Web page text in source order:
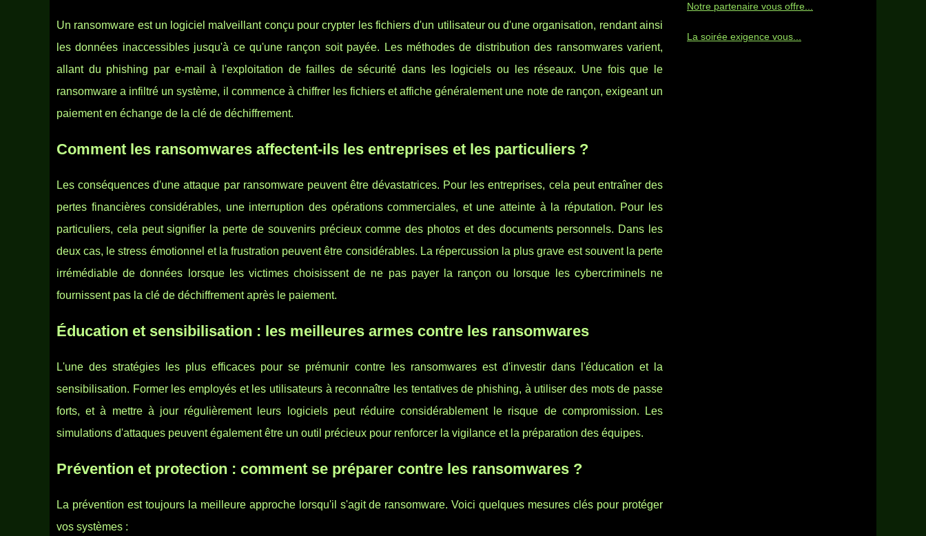
Un ransomware est un logiciel malveillant conçu pour crypter les fichiers d'un utilisateur ou d'une organisation, rendant ainsi
les données inaccessibles jusqu'à ce qu'une rançon soit payée. Les méthodes de distribution des ransomwares varient,
allant du phishing par e-mail à l'exploitation de failles de sécurité dans les logiciels ou les réseaux. Une fois que le
ransomware a infiltré un système, il commence à chiffrer les fichiers et affiche généralement une note de rançon, exigeant un
paiement en échange de la clé de déchiffrement.
Comment les ransomwares affectent-ils les entreprises et les particuliers ?
Les conséquences d'une attaque par ransomware peuvent être dévastatrices. Pour les entreprises, cela peut entraîner des
pertes financières considérables, une interruption des opérations commerciales, et une atteinte à la réputation. Pour les
particuliers, cela peut signifier la perte de souvenirs précieux comme des photos et des documents personnels. Dans les
deux cas, le stress émotionnel et la frustration peuvent être considérables. La répercussion la plus grave est souvent la perte
irrémédiable de données lorsque les victimes choisissent de ne pas payer la rançon ou lorsque les cybercriminels ne
fournissent pas la clé de déchiffrement après le paiement.
Éducation et sensibilisation : les meilleures armes contre les ransomwares
L'une des stratégies les plus efficaces pour se prémunir contre les ransomwares est d'investir dans l'éducation et la
sensibilisation. Former les employés et les utilisateurs à reconnaître les tentatives de phishing, à utiliser des mots de passe
forts, et à mettre à jour régulièrement leurs logiciels peut réduire considérablement le risque de compromission. Les
simulations d'attaques peuvent également être un outil précieux pour renforcer la vigilance et la préparation des équipes.
Prévention et protection : comment se préparer contre les ransomwares ?
La prévention est toujours la meilleure approche lorsqu'il s'agit de ransomware. Voici quelques mesures clés pour protéger
vos systèmes :
Notre partenaire vous offre...
La soirée exigence vous...